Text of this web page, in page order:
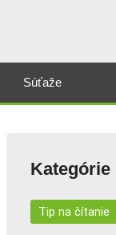
Súťaže
Kategórie
Tip na čítanie